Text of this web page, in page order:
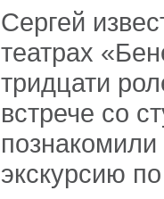
Сергей
театрах
тридцати
встрече со
познакомили
экскурсию по